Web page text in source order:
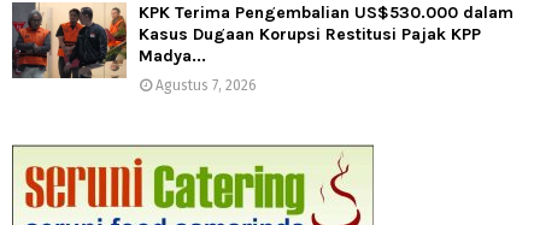
KPK Terima Pengembalian US$530.000 dalam
Kasus Dugaan Korupsi Restitusi Pajak KPP
Madya...
Agustus 7, 2026